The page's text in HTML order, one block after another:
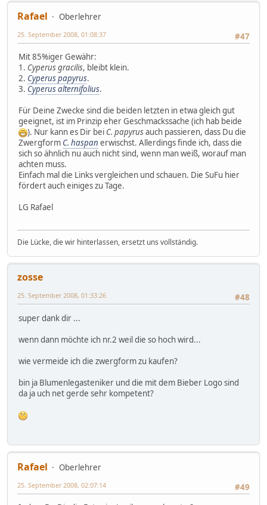
Rafael
Oberlehrer
#47
25. September 2008, 01:08:37
Mit 85%iger Gewähr:
1. Cyperus gracilis, bleibt klein.
2. Cyperus papyrus.
3. Cyperus alternifolius.
Für Deine Zwecke sind die beiden letzten in etwa gleich gut
geeignet, ist im Prinzip eher Geschmackssache (ich hab beide
). Nur kann es Dir bei C. papyrusauch passieren, dass Du die
Zwergform C. haspan erwischst. Allerdings finde ich, dass die
sich so ähnlich nu auch nicht sind, wenn man weiß, worauf man
achten muss.
Einfach mal die Links vergleichen und schauen. Die SuFu hier
fördert auch einiges zu Tage.
LG Rafael
Die Lücke, die wir hinterlassen, ersetzt uns vollständig.
zosse
#48
25. September 2008, 01:33:26
super dank dir ...
wenn dann möchte ich nr.2 weil die so hoch wird...
wie vermeide ich die zwergform zu kaufen?
bin ja Blumenlegasteniker und die mit dem Bieber Logo sind
da ja uch net gerde sehr kompetent?
Rafael
Oberlehrer
#49
25. September 2008, 02:07:14